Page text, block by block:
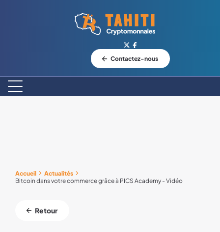
Logo Tahiti-Cryptomonnaies.com
Contactez-nous
Accueil
Actualités
Bitcoin dans votre commerce grâce à PICS Academy - Vidéo
Retour